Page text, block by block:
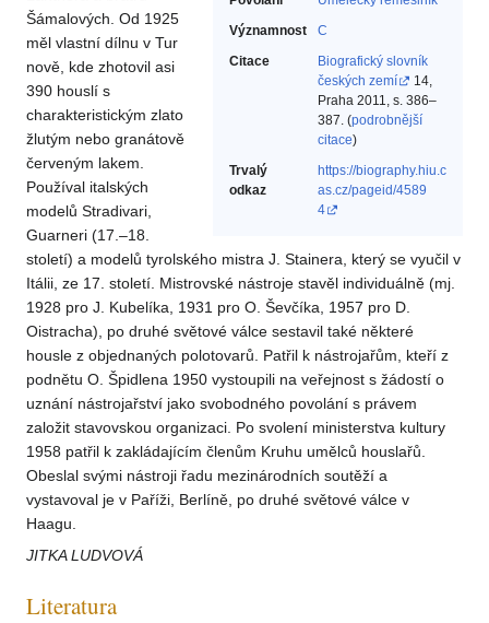
Významnost
C
Citace
Biografický slovník
českých zemí
14,
Praha 2011, s. 386–
387. (podrobnější
citace)
Trvalý
odkaz
https://biography.hiu.c
as.cz/pageid/4589
4
Šámalových. Od 1925
měl vlastní dílnu v Tur
nově, kde zhotovil asi
390 houslí s
charakteristickým zlato
žlutým nebo granátově
červeným lakem.
Používal italských
modelů Stradivari,
Guarneri (17.–18.
století) a modelů tyrolského mistra J. Stainera, který se vyučil v
Itálii, ze 17. století. Mistrovské nástroje stavěl individuálně (mj.
1928 pro J. Kubelíka, 1931 pro O. Ševčíka, 1957 pro D.
Oistracha), po druhé světové válce sestavil také některé
housle z objednaných polotovarů. Patřil k nástrojařům, kteří z
podnětu O. Špidlena 1950 vystoupili na veřejnost s žádostí o
uznání nástrojařství jako svobodného povolání s právem
založit stavovskou organizaci. Po svolení ministerstva kultury
1958 patřil k zakládajícím členům Kruhu umělců houslařů.
Obeslal svými nástroji řadu mezinárodních soutěží a
vystavoval je v Paříži, Berlíně, po druhé světové válce v
Haagu.
JITKA LUDVOVÁ
Literatura